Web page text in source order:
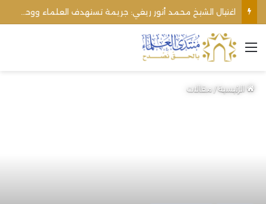
الأوقاف الفلسطينية تنفي صحة تعميم يمنع رفع الأذان عبر السماعات الخارجية للمساجد القريبة من المستوطنات
القائمة
الرئيسية/مقالات